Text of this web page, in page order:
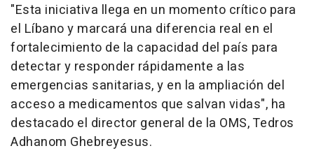
"Esta iniciativa llega en un momento crítico para
el Líbano y marcará una diferencia real en el
fortalecimiento de la capacidad del país para
detectar y responder rápidamente a las
emergencias sanitarias, y en la ampliación del
acceso a medicamentos que salvan vidas", ha
destacado el director general de la OMS, Tedros
Adhanom Ghebreyesus.